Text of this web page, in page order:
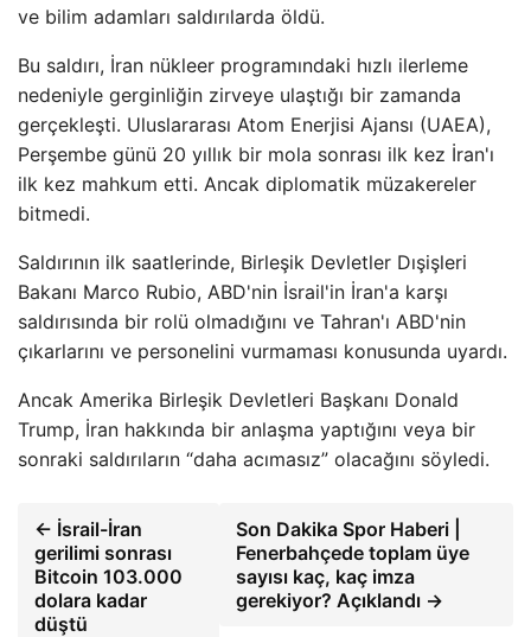
ve bilim adamları saldırılarda öldü.
Bu saldırı, İran nükleer programındaki hızlı ilerleme
nedeniyle gerginliğin zirveye ulaştığı bir zamanda
gerçekleşti. Uluslararası Atom Enerjisi Ajansı (UAEA),
Perşembe günü 20 yıllık bir mola sonrası ilk kez İran'ı
ilk kez mahkum etti. Ancak diplomatik müzakereler
bitmedi.
Saldırının ilk saatlerinde, Birleşik Devletler Dışişleri
Bakanı Marco Rubio, ABD'nin İsrail'in İran'a karşı
saldırısında bir rolü olmadığını ve Tahran'ı ABD'nin
çıkarlarını ve personelini vurmaması konusunda uyardı.
Ancak Amerika Birleşik Devletleri Başkanı Donald
Trump, İran hakkında bir anlaşma yaptığını veya bir
sonraki saldırıların “daha acımasız” olacağını söyledi.
← İsrail-İran
gerilimi sonrası
Bitcoin 103.000
dolara kadar
düştü
Son Dakika Spor Haberi |
Fenerbahçede toplam üye
sayısı kaç, kaç imza
gerekiyor? Açıklandı →